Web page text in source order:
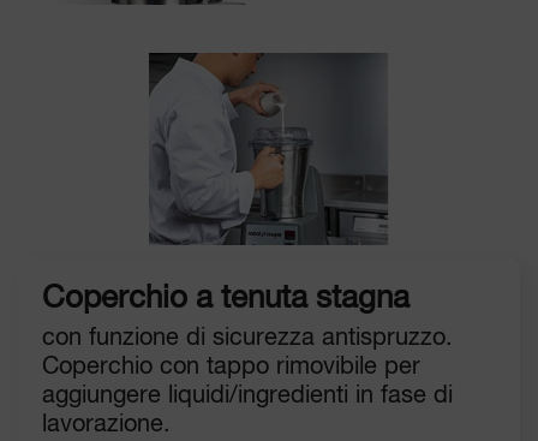
Coperchio a tenuta stagna
con funzione di sicurezza antispruzzo.
Coperchio con tappo rimovibile per
aggiungere liquidi/ingredienti in fase di
lavorazione.